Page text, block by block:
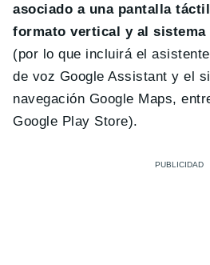
asociado a una pantalla
formato vertical y al
(por lo que incluirá el
de voz Google Assistant y el
navegación Google Maps,
Google Play Store).